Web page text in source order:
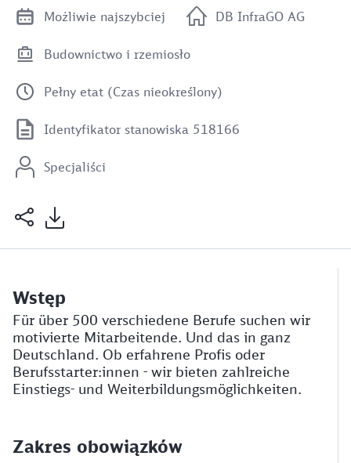
Możliwie najszybciej DB InfraGO AG
Budownictwo i rzemiosło
Pełny etat (Czas nieokreślony)
Identyfikator stanowiska 518166
Specjaliści
Wstęp
Für über 500 verschiedene Berufe suchen wir
motivierte Mitarbeitende. Und das in ganz
Deutschland. Ob erfahrene Profis oder
Berufsstarter:innen - wir bieten zahlreiche
Einstiegs- und Weiterbildungsmöglichkeiten.
Zakres obowiązków